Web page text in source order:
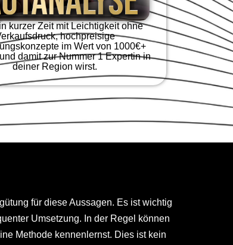
kurzer Zeit mit Leichtigkeit ohne
hochpreisige
im Wert von 1000€+
damit zur Nummer 1 Expertin in
deiner Region wirst.
für diese Aussagen. Es ist wichtig
Umsetzung. In der Regel können
Methode kennenlernst. Dies ist kein